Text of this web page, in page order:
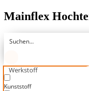
Mainflex
Werkstoff
Kunststoff